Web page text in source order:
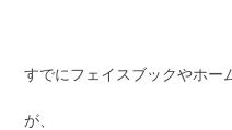
すでにフェイスブックやホー
が、